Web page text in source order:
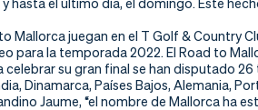
hasta el último día, el domingo. Este
Mallorca juegan en el T Golf & Country
para la temporada 2022. El Road to
su gran final se han disputado
Dinamarca, Países Bajos, Alemania,
Jaume, “el nombre de Mallorca ha